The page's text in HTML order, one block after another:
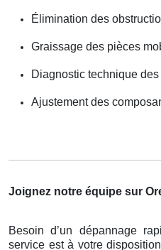
Élimination des
Graissage des pièces
Diagnostic technique des
Ajustement des
Joignez notre équipe sur
Besoin d’un dépannage
service està votre